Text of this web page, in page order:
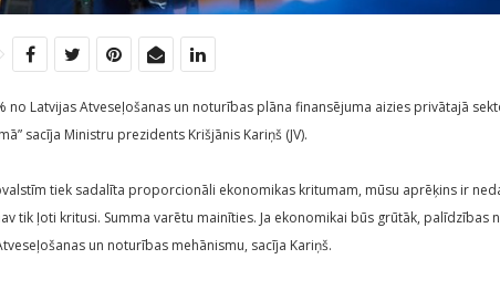
no Latvijas Atveseļošanas un noturības plāna finansējuma aizies privātajā
sacīja Ministru prezidents Krišjānis Kariņš (JV).
tiek sadalīta proporcionāli ekonomikas kritumam, mūsu aprēķins ir
tik ļoti kritusi. Summa varētu mainīties. Ja ekonomikai būs grūtāk, palīdzības
un noturības mehānismu, sacīja Kariņš.